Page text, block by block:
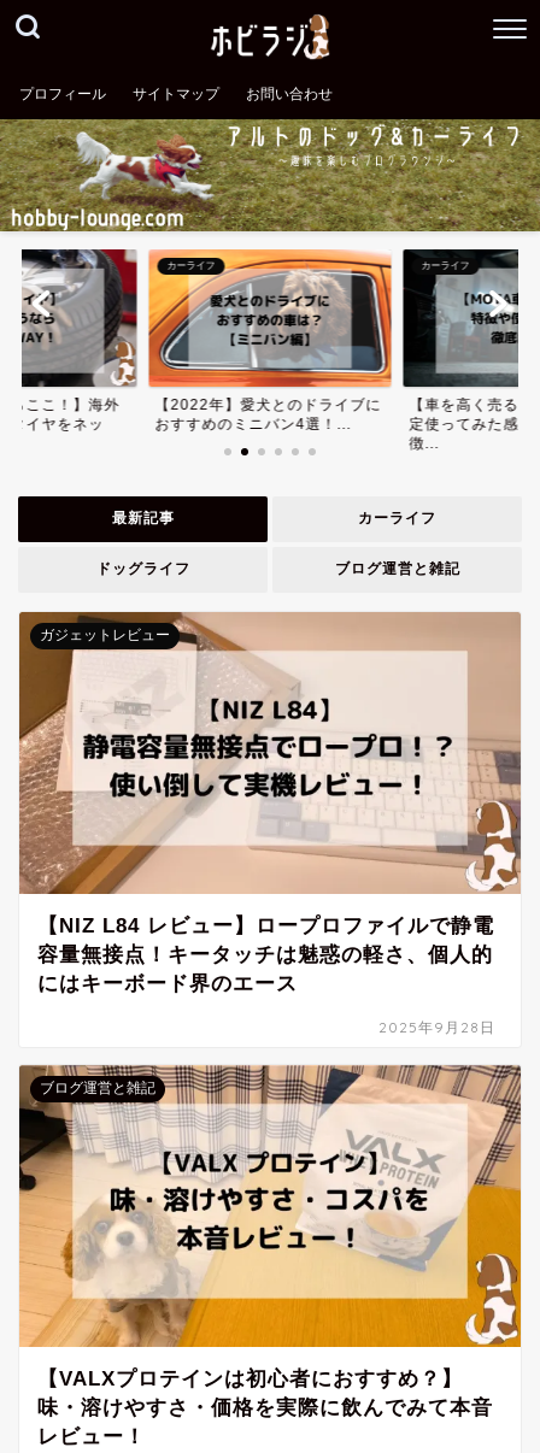
プロフィール サイトマップ お問い合わせ
らここ！】海外
タイヤをネッ
カーライフ
【2022年】愛犬とのドライブに
おすすめのミニバン4選！...
カーライフ
【車を高く売る
定使ってみた感想
徴...
最新記事 カーライフ
ドッグライフ ブログ運営と雑記
ガジェットレビュー
【NIZ L84 レビュー】ロープロファイルで静電
容量無接点！キータッチは魅惑の軽さ、個人的
にはキーボード界のエース
2025年9月28日
ブログ運営と雑記
【VALXプロテインは初心者におすすめ？】
味・溶けやすさ・価格を実際に飲んでみて本音
レビュー！